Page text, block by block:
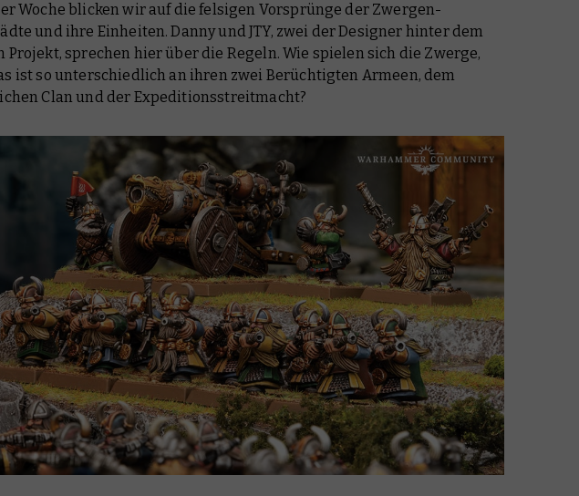
Woche blicken wir auf die felsigen Vorsprünge der Zwergen-
und ihre Einheiten. Danny und JTY, zwei der Designer hinter dem
Projekt, sprechen hier über die Regeln. Wie spielen sich die Zwerge,
ist so unterschiedlich an ihren zwei Berüchtigten Armeen, dem
Clan und der Expeditionsstreitmacht?